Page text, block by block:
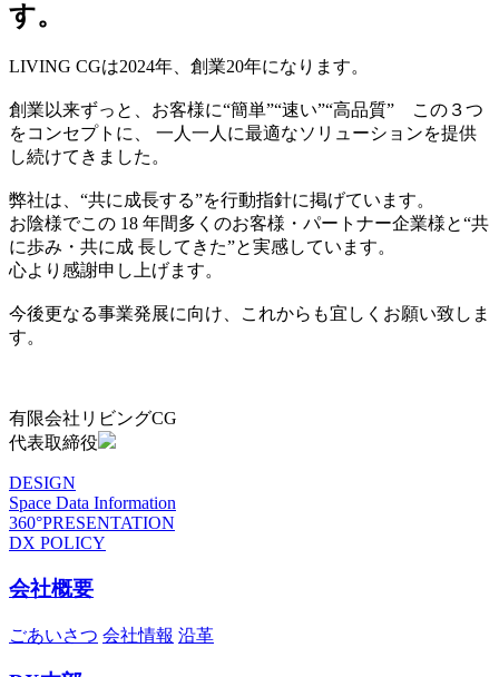
す。
LIVING CGは2024年、創業20年になります。
創業以来ずっと、お客様に“簡単”“速い”“高品質” この３つ
をコンセプトに、 一人一人に最適なソリューションを提供
し続けてきました。
弊社は、“共に成長する”を行動指針に掲げています。
お陰様でこの 18 年間多くのお客様・パートナー企業様と“共
に歩み・共に成 長してきた”と実感しています。
心より感謝申し上げます。
今後更なる事業発展に向け、これからも宜しくお願い致しま
す。
有限会社リビングCG
代表取締役
DESIGN
Space Data Information
360°PRESENTATION
DX POLICY
会社概要
ごあいさつ 会社情報 沿革